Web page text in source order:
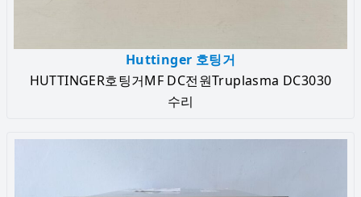
Huttinger 호팅거
HUTTINGER호팅거MF DC전원Truplasma DC3030
수리